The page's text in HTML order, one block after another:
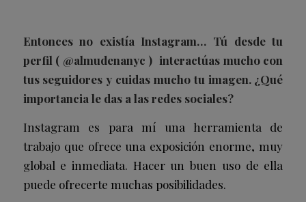
Entonces no existía Instagram… Tú desde tu
perfil ( @almudenanyc ) interactúas mucho con
tus seguidores y cuidas mucho tu imagen. ¿Qué
importancia le das a las redes sociales?
Instagram es para mí una herramienta de
trabajo que ofrece una exposición enorme, muy
global e inmediata. Hacer un buen uso de ella
puede ofrecerte muchas posibilidades.